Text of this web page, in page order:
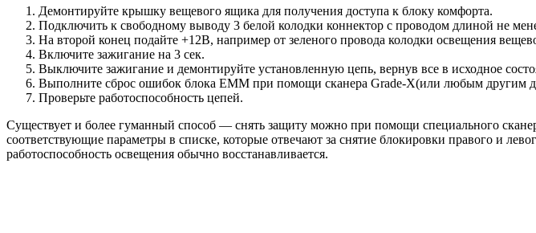
Демонтируйте крышку вещевого ящика для получения доступа к блоку комфорта.
Подключить к свободному выводу 3 белой колодки коннектор с проводом длиной не
На второй конец подайте +12В, например от зеленого провода колодки освещения
Включите зажигание на 3 сек.
Выключите зажигание и демонтируйте установленную цепь, вернув все в исходное
Выполните сброс ошибок блока EMM при помощи сканера Grade-X(или любым другим
Проверьте работоспособность цепей.
Существует и более гуманный способ — снять защиту можно при помощи специального
соответствующие параметры в списке, которые отвечают за снятие блокировки правого и
работоспособность освещения обычно восстанавливается.